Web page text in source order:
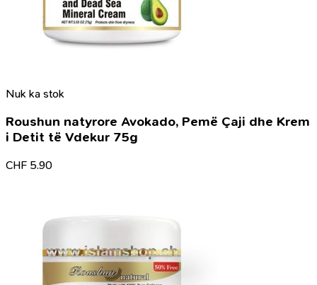
Nuk ka stok
Roushun natyrore Avokado, Pemë Çaji dhe Krem
i Detit të Vdekur 75g
CHF 5.90